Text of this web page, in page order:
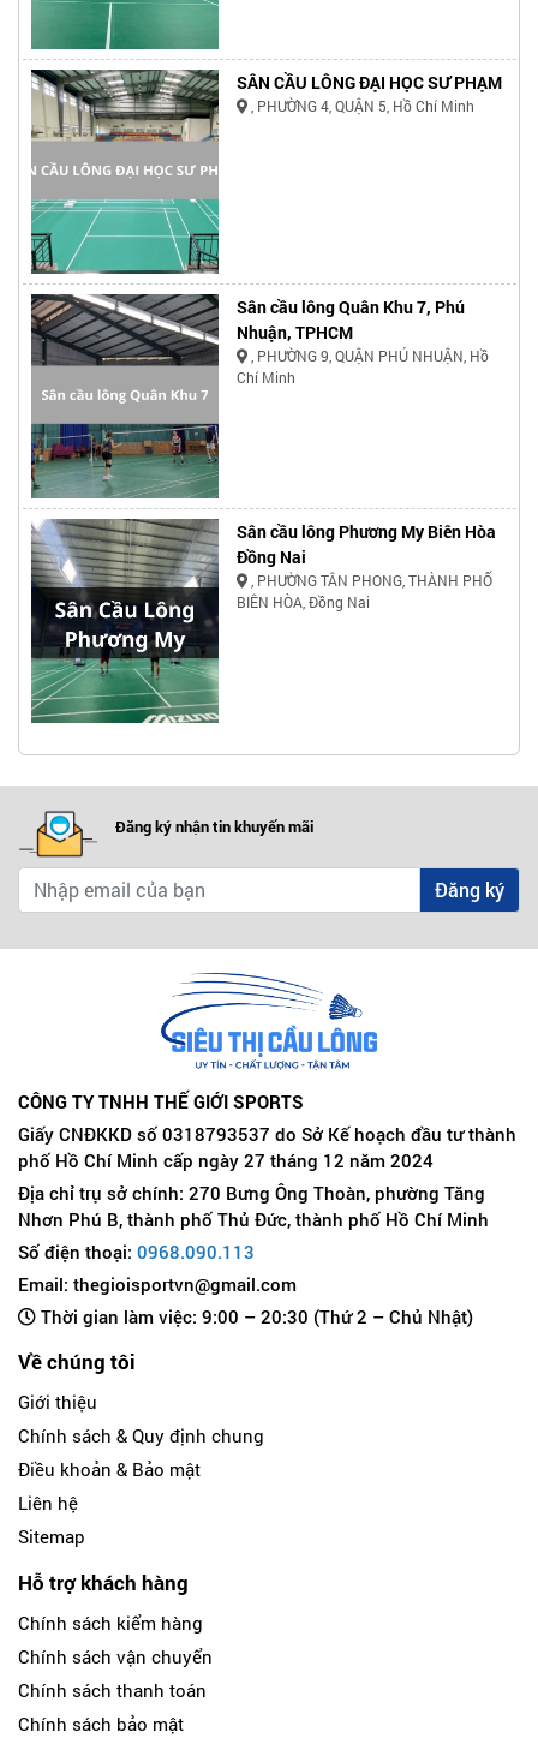
SÂN CẦU LÔNG ĐẠI HỌC SƯ PHẠM
, PHƯỜNG 4, QUẬN 5, Hồ Chí Minh
Sân cầu lông Quân Khu 7, Phú
Nhuận, TPHCM
, PHƯỜNG 9, QUẬN PHÚ NHUẬN, Hồ
Chí Minh
Sân cầu lông Phương My Biên Hòa
Đồng Nai
, PHƯỜNG TÂN PHONG, THÀNH PHỐ
BIÊN HÒA, Đồng Nai
Đăng ký nhận tin khuyến mãi
Đăng ký
CÔNG TY TNHH THẾ GIỚI SPORTS
Giấy CNĐKKD số 0318793537 do Sở Kế hoạch đầu tư thành
phố Hồ Chí Minh cấp ngày 27 tháng 12 năm 2024
Địa chỉ trụ sở chính: 270 Bưng Ông Thoàn, phường Tăng
Nhơn Phú B, thành phố Thủ Đức, thành phố Hồ Chí Minh
Số điện thoại: 0968.090.113
Email: thegioisportvn@gmail.com
Thời gian làm việc: 9:00 – 20:30 (Thứ 2 – Chủ Nhật)
Về chúng tôi
Giới thiệu
Chính sách & Quy định chung
Điều khoản & Bảo mật
Liên hệ
Sitemap
Hỗ trợ khách hàng
Chính sách kiểm hàng
Chính sách vận chuyển
Chính sách thanh toán
Chính sách bảo mật